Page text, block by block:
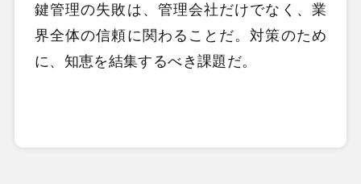
鍵管理の失敗は、管理会社だけでなく、業
界全体の信頼に関わることだ。対策のため
に、知恵を結集するべき課題だ。